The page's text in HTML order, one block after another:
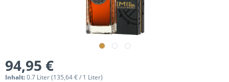
94,95 €
Inhalt:0.7 Liter (135,64 € / 1 Liter)